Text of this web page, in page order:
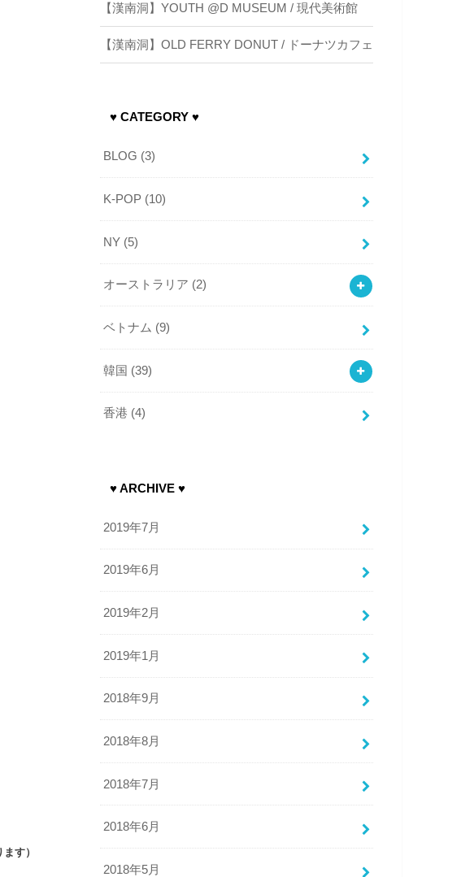
す）
【漢南洞】YOUTH @D MUSEUM / 現代美術館
【漢南洞】OLD FERRY DONUT / ドーナツカフェ
♥ CATEGORY ♥
BLOG (3)
K-POP (10)
NY (5)
オーストラリア (2)
ベトナム (9)
韓国 (39)
香港 (4)
♥ ARCHIVE ♥
2019年7月
2019年6月
2019年2月
2019年1月
2018年9月
2018年8月
2018年7月
2018年6月
2018年5月